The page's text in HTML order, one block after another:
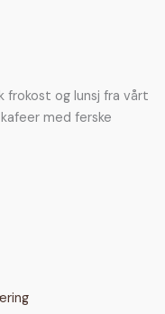
frokost og lunsj fra vårt
med ferske